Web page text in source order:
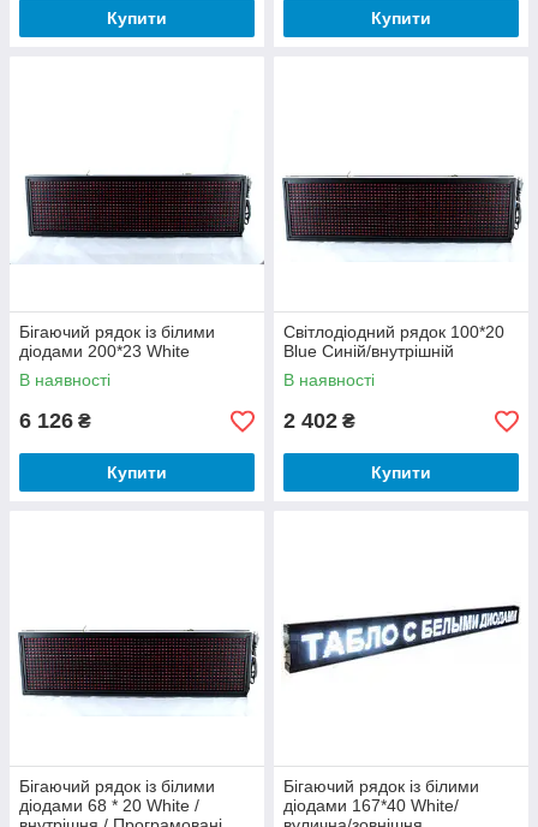
Купити Купити
Бігаючий рядок із білими
діодами 200*23 White
В наявності
6 126 ₴
Купити
Світлодіодний рядок 100*20
Blue Синій/внутрішній
В наявності
2 402 ₴
Купити
Бігаючий рядок із білими
діодами 68 * 20 White /
Бігаючий рядок із білими
діодами 167*40 White/